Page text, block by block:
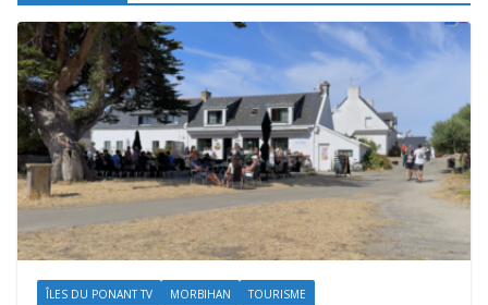
ÎLES DU PONANT TV MORBIHAN TOURISME